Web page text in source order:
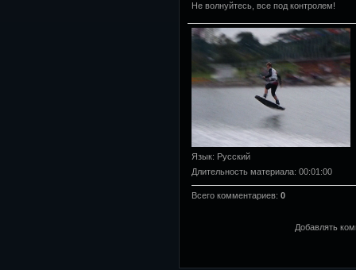
Не волнуйтесь, все под контролем!
Язык: Русский
Длительность материала: 00:01:00
Всего комментариев: 0
Добавлять